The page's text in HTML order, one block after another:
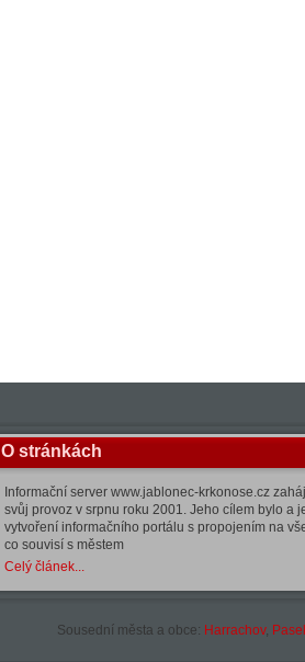
O stránkách
Informační server www.jablonec-krkonose.cz
svůj provoz v srpnu roku 2001. Jeho cílem bylo a
vytvoření informačního portálu s propojením na
co souvisí s městem
Celý článek...
Sousední města a obce: Harrachov,